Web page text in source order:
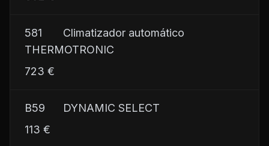
581       Climatizador automático
THERMOTRONIC
723 €
B59      DYNAMIC SELECT
113 €